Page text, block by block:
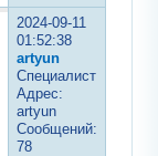
2024-09-11
01:52:38
artyun
Специалист
Адрес:
artyun
Сообщений:
78